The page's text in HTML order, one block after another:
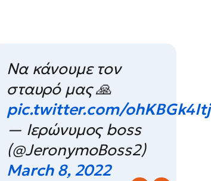
Να κάνουμε τον
σταυρό μας 🙏
pic.twitter.com/ohKBGk4Itj
— Ιερώνυμος boss
(@JeronymoBoss2)
March 8, 2022